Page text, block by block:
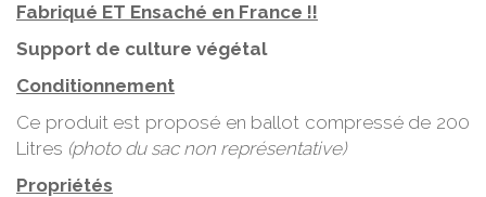
Fabriqué ET Ensaché en France !!
Support de culture végétal
Conditionnement
Ce produit est proposé en ballot compressé de 200
Litres (photo du sac non représentative)
Propriétés